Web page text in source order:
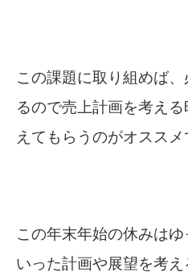
この課題に取り組めば
るので売上計画を考え
えてもらうのがオススメ
この年末年始の休みは
いった計画や展望を考